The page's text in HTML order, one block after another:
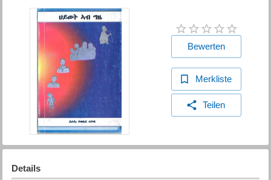
Bewerten
Merkliste
Teilen
Details